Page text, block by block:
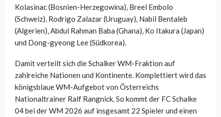
Kolasinac (Bosnien-Herzegowina), Breel Embolo
(Schweiz), Rodrigo Zalazar (Uruguay), Nabil Bentaleb
(Algerien), Abdul Rahman Baba (Ghana), Ko Itakura (Japan)
und Dong-gyeong Lee (Südkorea).
Damit verteilt sich die Schalker WM-Fraktion auf
zahlreiche Nationen und Kontinente. Komplettiert wird das
königsblaue WM-Aufgebot von Österreichs
Nationaltrainer Ralf Rangnick. So kommt der FC Schalke
04 bei der WM 2026 auf insgesamt 22 Spieler und einen